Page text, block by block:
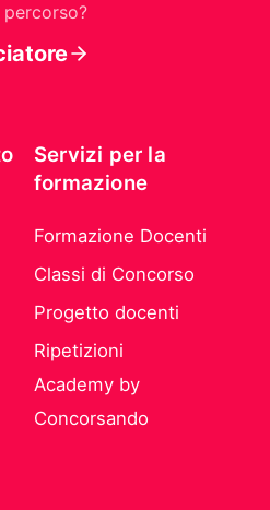
Servizi per la
formazione
Formazione Docenti
Classi di Concorso
Progetto docenti
Ripetizioni
Academy by
Concorsando